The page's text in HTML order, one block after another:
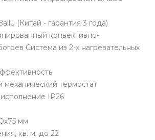
(Китай - гарантия 3 года)
конвективно-
Система из 2-х нагревательных
термостат
IP26
мм
кв. м: до 22